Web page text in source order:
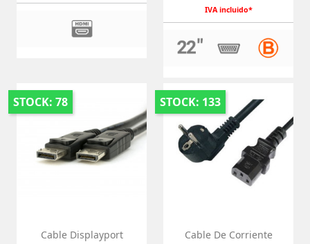
IVA incluido*
STOCK: 78
Cable Displayport
STOCK: 133
Cable De Corriente